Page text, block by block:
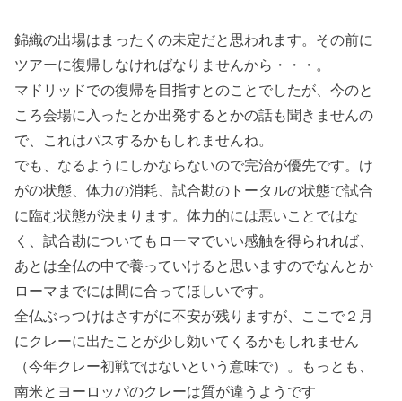
錦織の出場はまったくの未定だと思われます。その前に
ツアーに復帰しなければなりませんから・・・。
マドリッドでの復帰を目指すとのことでしたが、今のと
ころ会場に入ったとか出発するとかの話も聞きませんの
で、これはパスするかもしれませんね。
でも、なるようにしかならないので完治が優先です。け
がの状態、体力の消耗、試合勘のトータルの状態で試合
に臨む状態が決まります。体力的には悪いことではな
く、試合勘についてもローマでいい感触を得られれば、
あとは全仏の中で養っていけると思いますのでなんとか
ローマまでには間に合ってほしいです。
全仏ぶっつけはさすがに不安が残りますが、ここで２月
にクレーに出たことが少し効いてくるかもしれません
（今年クレー初戦ではないという意味で）。もっとも、
南米とヨーロッパのクレーは質が違うようです